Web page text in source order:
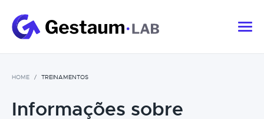
HOME TREINAMENTOS
Informações sobre